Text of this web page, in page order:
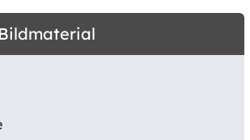
Bildmaterial